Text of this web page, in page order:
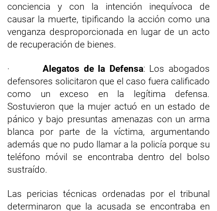
conciencia y con la intención inequívoca de
causar la muerte, tipificando la acción como una
venganza desproporcionada en lugar de un acto
de recuperación de bienes.
· Alegatos de la Defensa: Los abogados
defensores solicitaron que el caso fuera calificado
como un exceso en la legítima defensa.
Sostuvieron que la mujer actuó en un estado de
pánico y bajo presuntas amenazas con un arma
blanca por parte de la víctima, argumentando
además que no pudo llamar a la policía porque su
teléfono móvil se encontraba dentro del bolso
sustraído.
Las pericias técnicas ordenadas por el tribunal
determinaron que la acusada se encontraba en